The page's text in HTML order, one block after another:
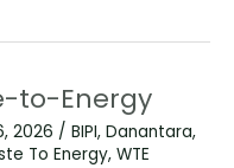
to-Energy
2026 / BIPI, Danantara,
To Energy, WTE